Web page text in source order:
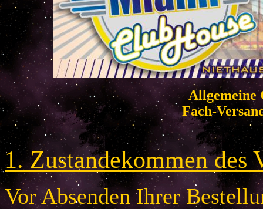
Allgemeine
Fach-
1. Zustandekommen des
Vor Absenden Ihrer